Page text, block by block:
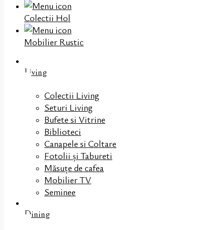
Colectii Hol
Mobilier Rustic
Living
Colectii Living
Seturi Living
Bufete si Vitrine
Biblioteci
Canapele si Coltare
Fotolii și Tabureti
Măsuţe de cafea
Mobilier TV
Seminee
Dining